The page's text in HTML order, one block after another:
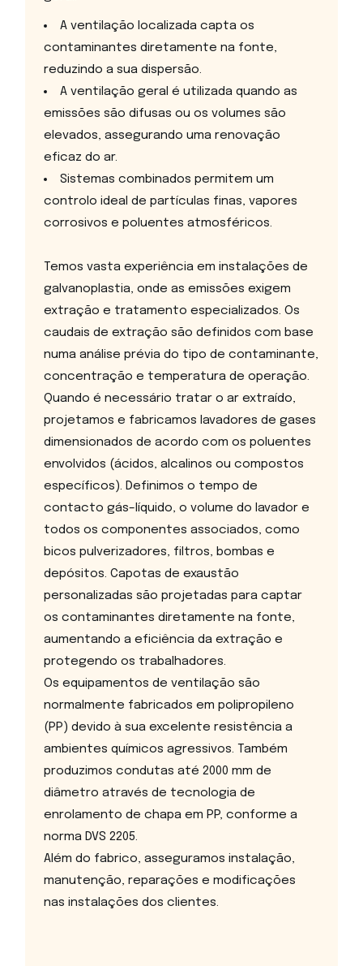
A ventilação localizada capta os
contaminantes diretamente na fonte,
reduzindo a sua dispersão.
A ventilação geral é utilizada quando as
emissões são difusas ou os volumes são
elevados, assegurando uma renovação
eficaz do ar.
Sistemas combinados permitem um
controlo ideal de partículas finas, vapores
corrosivos e poluentes atmosféricos.
Temos vasta experiência em instalações de
galvanoplastia, onde as emissões exigem
extração e tratamento especializados. Os
caudais de extração são definidos com base
numa análise prévia do tipo de contaminante,
concentração e temperatura de operação.
Quando é necessário tratar o ar extraído,
projetamos e fabricamos lavadores de gases
dimensionados de acordo com os poluentes
envolvidos (ácidos, alcalinos ou compostos
específicos). Definimos o tempo de
contacto gás–líquido, o volume do lavador e
todos os componentes associados, como
bicos pulverizadores, filtros, bombas e
depósitos. Capotas de exaustão
personalizadas são projetadas para captar
os contaminantes diretamente na fonte,
aumentando a eficiência da extração e
protegendo os trabalhadores.
Os equipamentos de ventilação são
normalmente fabricados em polipropileno
(PP) devido à sua excelente resistência a
ambientes químicos agressivos. Também
produzimos condutas até 2000 mm de
diâmetro através de tecnologia de
enrolamento de chapa em PP, conforme a
norma DVS 2205.
Além do fabrico, asseguramos instalação,
manutenção, reparações e modificações
nas instalações dos clientes.